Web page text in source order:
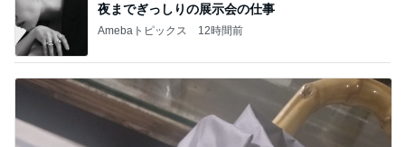
夜までぎっしりの展示会の仕事
Amebaトピックス 12時間前